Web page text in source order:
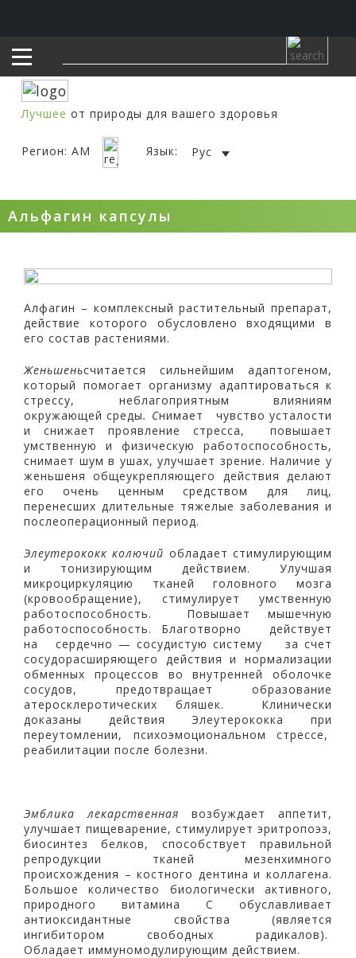
Лучшее от природы для вашего здоровья
Регион: AM Язык: Рус
Альфагин капсулы
Алфагин – комплексный растительный препарат,
действие которого обусловлено входящими в
его состав растениями.
Женьшеньсчитается сильнейшим адаптогеном,
который помогает организму адаптироваться к
стрессу, неблагоприятным влияниям
окружающей среды. Снимает чувство усталости
и снижает проявление стресса, повышает
умственную и физическую работоспособность,
снимает шум в ушах, улучшает зрение. Наличие у
женьшеня общеукрепляющего действия делают
его очень ценным средством для лиц,
перенесших длительные тяжелые заболевания и
послеоперационный период.
Элеутерококк колючий обладает стимулирующим
и тонизирующим действием. Улучшая
микроциркуляцию тканей головного мозга
(кровообращение), стимулирует умственную
работоспособность. Повышает мышечную
работоспособность. Благотворно действует
на сердечно — сосудистую систему за счет
сосудорасширяющего действия и нормализации
обменных процессов во внутренней оболочке
сосудов, предотвращает образование
атеросклеротических бляшек. Клинически
доказаны действия Элеутерококка при
переутомлении, психоэмоциональном стрессе,
реабилитации после болезни.
Эмблика лекарственная возбуждает аппетит,
улучшает пищеварение, стимулирует эритропоэз,
биосинтез белков, способствует правильной
репродукции тканей мезенхимного
происхождения – костного дентина и коллагена.
Большое количество биологически активного,
природного витамина С обуславливает
антиоксидантные свойства (является
ингибитором свободных радикалов).
Обладает иммуномодулирующим действием.